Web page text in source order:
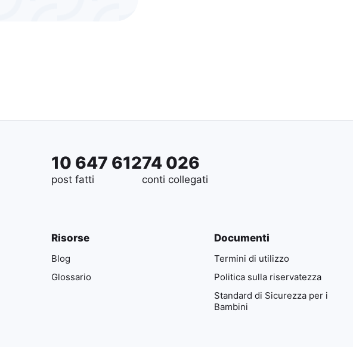
10 647 612
post fatti
74 026
conti collegati
Risorse
Blog
Glossario
Documenti
Termini di utilizzo
Politica sulla riservatezza
Standard di Sicurezza per i
Bambini